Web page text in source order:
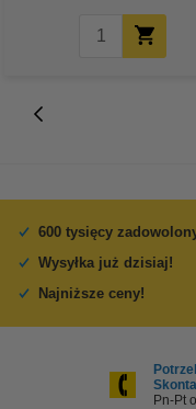
600 tysięcy
Wysyłka już dzisiaj!
Najniższe ceny!
Pn-Pt